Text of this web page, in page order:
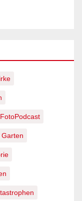
FotoPodcast
Garten